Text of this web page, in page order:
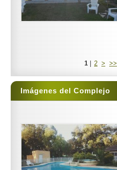
1 2 > >>
Imágenes del Complejo